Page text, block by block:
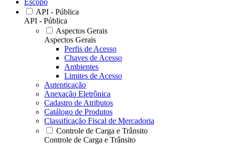
Escopo
API - Pública
API - Pública
Aspectos Gerais
Aspectos Gerais
Perfis de Acesso
Chaves de Acesso
Ambientes
Limites de Acesso
Autenticação
Anexação Eletrônica
Cadastro de Atributos
Catálogo de Produtos
Classificação Fiscal de Mercadoria
Controle de Carga e Trânsito
Controle de Carga e Trânsito